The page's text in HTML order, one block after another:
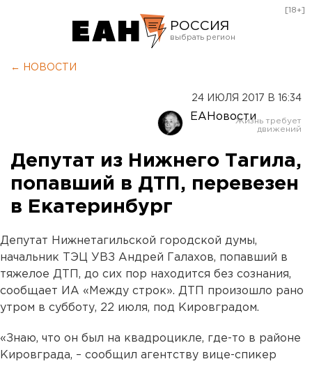
РОССИЯ
Оренбург
[18+]
← НОВОСТИ
24 ИЮЛЯ 2017 В 16:34
ЕАНовости
Депутат из Нижнего Тагила,
попавший в ДТП, перевезен
в Екатеринбург
Депутат Нижнетагильской городской думы,
начальник ТЭЦ УВЗ Андрей Галахов, попавший в
тяжелое ДТП, до сих пор находится без сознания,
сообщает ИА «Между строк». ДТП произошло рано
утром в субботу, 22 июля, под Кировградом.
«Знаю, что он был на квадроцикле, где-то в районе
Кировграда, – сообщил агентству вице-спикер